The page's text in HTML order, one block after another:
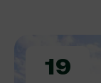
19